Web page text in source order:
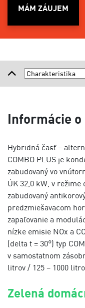
MÁM ZÁUJEM
Informácie
Hybridná časť –
COMBO PLUS je
zabudovaný vo
ÚK 32,0 kW, v režime
zabudovaný
predzmiešavacom
zapaľovanie a
nízke emisie NOx a
(delta t = 30°) typ
v samostatnom
litrov / 125 – 1000
Zelená